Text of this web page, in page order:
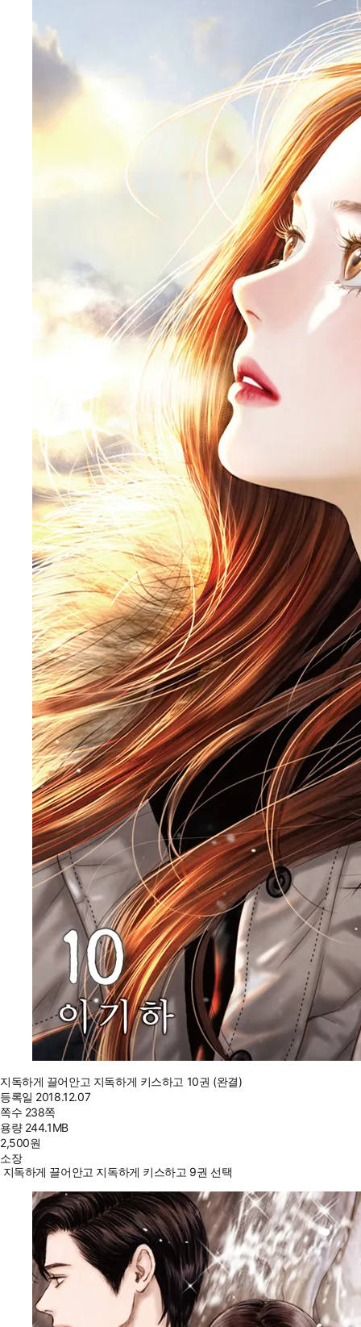
지독하게 끌어안고 지독하게 키스하고 10권 (완결)
등록일 2018.12.07
쪽수 238쪽
용량 244.1MB
2,500원
소장
지독하게 끌어안고 지독하게 키스하고 9권 선택